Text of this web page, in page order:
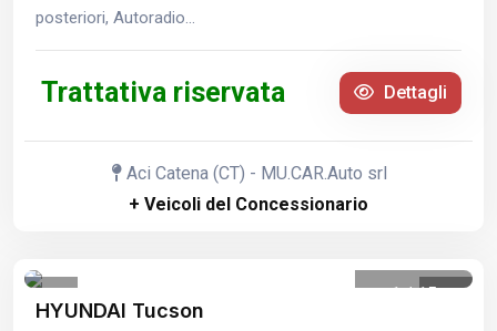
posteriori, Autoradio...
Trattativa riservata Dettagli
Aci Catena (CT) - MU.CAR.Auto srl
+ Veicoli del Concessionario
1 /15
HYUNDAI Tucson